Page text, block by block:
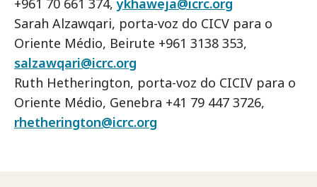
+961 70 661 374,ykhaweja@icrc.org
Sarah Alzawqari, porta-voz do CICV para o
Oriente Médio, Beirute +961 3138 353,
salzawqari@icrc.org
Ruth Hetherington, porta-voz do CICIV para o
Oriente Médio, Genebra +41 79 447 3726,
rhetherington@icrc.org